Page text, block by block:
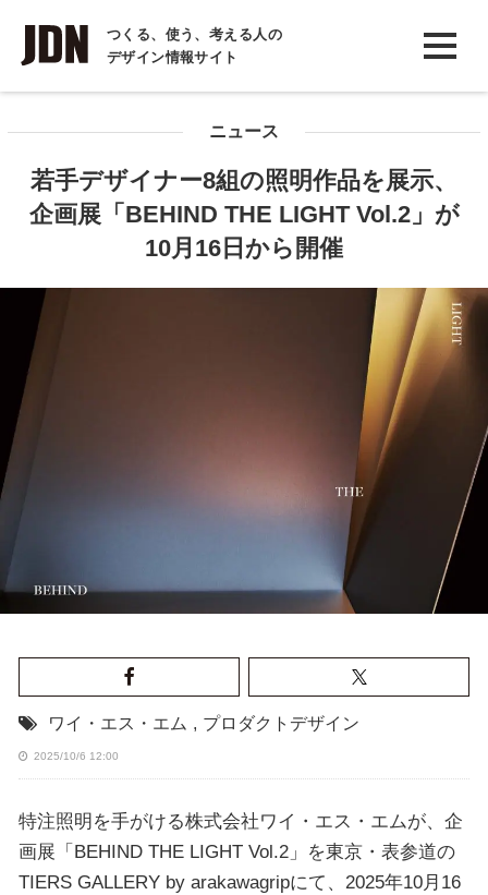
つくる、使う、考える人の
デザイン情報サイト
INTERVIEW
インタビュー
COLUMN
ニュース
若手デザイナー8組の照明作品を展示、
企画展「BEHIND THE LIGHT Vol.2」が
10月16日から開催
ワイ・エス・エム , プロダクトデザイン
2025/10/6 12:00
特注照明を手がける株式会社ワイ・エス・エムが、企
画展「BEHIND THE LIGHT Vol.2」を東京・表参道の
TIERS GALLERY by arakawagripにて、2025年10月16